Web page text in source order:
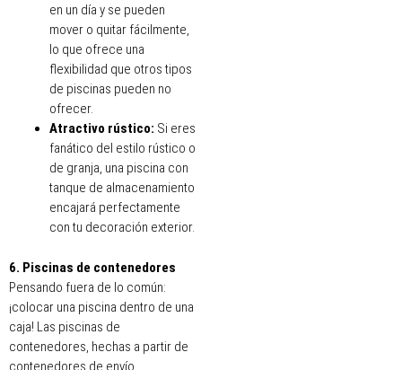
en un día y se pueden
mover o quitar fácilmente,
lo que ofrece una
flexibilidad que otros tipos
de piscinas pueden no
ofrecer.
Atractivo rústico: Si eres
fanático del estilo rústico o
de granja, una piscina con
tanque de almacenamiento
encajará perfectamente
con tu decoración exterior.
6. Piscinas de contenedores
Pensando fuera de lo común:
¡colocar una piscina dentro de una
caja! Las piscinas de
contenedores, hechas a partir de
contenedores de envío